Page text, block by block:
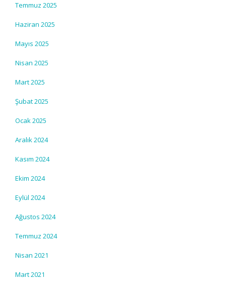
Temmuz 2025
Haziran 2025
Mayıs 2025
Nisan 2025
Mart 2025
Şubat 2025
Ocak 2025
Aralık 2024
Kasım 2024
Ekim 2024
Eylül 2024
Ağustos 2024
Temmuz 2024
Nisan 2021
Mart 2021